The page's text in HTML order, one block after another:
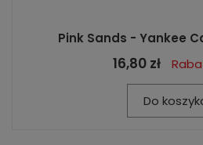
Pink Sands - Yankee
16,80 zł
Do